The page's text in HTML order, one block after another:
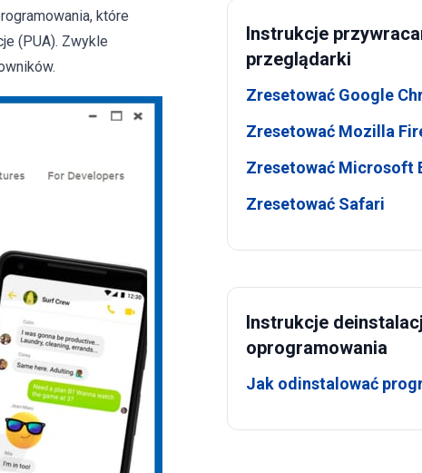
które
(PUA). Zwykle
Instrukcje
przeglądarki
Zresetować Google
Zresetować Mozilla
Zresetować Microsoft
Zresetować Safari
Instrukcje
oprogramowania
Jak odinstalować